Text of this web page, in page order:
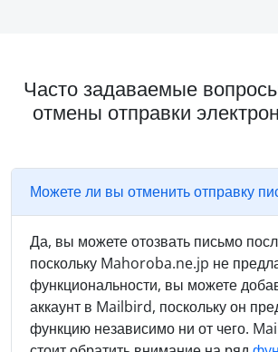
Часто задаваемые
отмены отправки
Можете ли вы отменить отправку
Да, вы можете отозвать письмо
поскольку Mahoroba.ne.jp не
функциональности, вы можете
аккаунт в Mailbird, поскольку он
функцию независимо ни от чего.